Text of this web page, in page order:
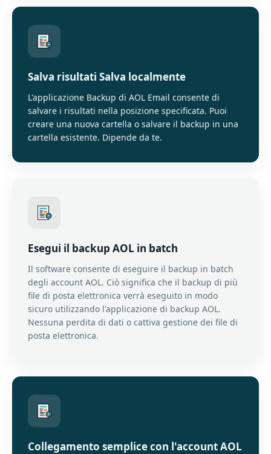
Salva risultati Salva localmente
L'applicazione Backup di AOL Email consente di
salvare i risultati nella posizione specificata. Puoi
creare una nuova cartella o salvare il backup in una
cartella esistente. Dipende da te.
Esegui il backup AOL in batch
Il software consente di eseguire il backup in batch
degli account AOL. Ciò significa che il backup di più
file di posta elettronica verrà eseguito in modo
sicuro utilizzando l'applicazione di backup AOL.
Nessuna perdita di dati o cattiva gestione dei file di
posta elettronica.
Collegamento semplice con l'account AOL